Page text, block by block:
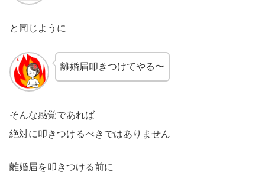
と同じように
離婚届叩きつけてやる〜
そんな感覚であれば
絶対に叩きつけるべきではありません
離婚届を叩きつける前に